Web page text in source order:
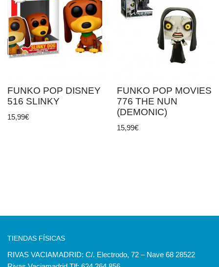
FUNKO POP DISNEY
516 SLINKY
15,99€
FUNKO POP MOVIES
776 THE NUN
(DEMONIC)
15,99€
TIENDAS FÍSICAS
RIVAS VACIAMADRID: C/. Electrodo, 72 – Nave 68 28522